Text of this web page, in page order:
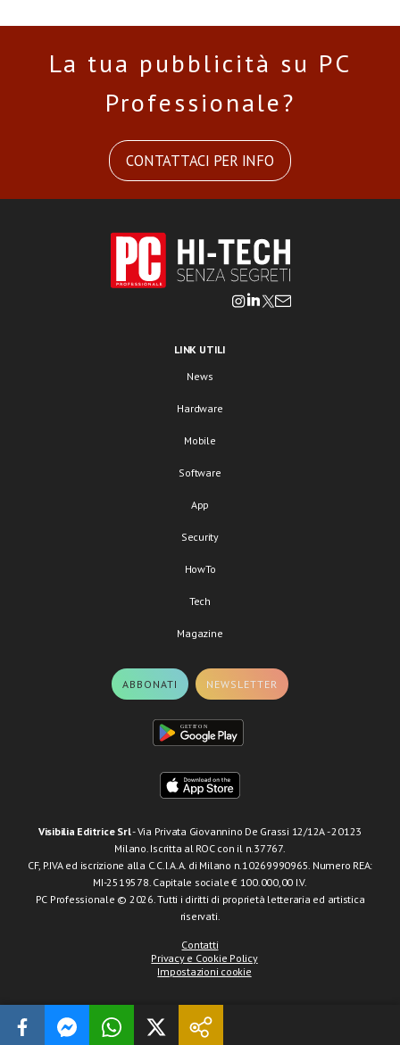
La tua pubblicità su PC
Professionale?
CONTATTACI PER INFO
LINK UTILI
News
Hardware
Mobile
Software
App
Security
HowTo
Tech
Magazine
ABBONATI NEWSLETTER
Visibilia Editrice Srl- Via Privata Giovannino De Grassi 12/12A - 20123
Milano. Iscritta al ROC con il n.37767.
CF, P.IVA ed iscrizione alla C.C.I.A.A. di Milano n.10269990965. Numero REA:
MI-2519578. Capitale sociale € 100.000,00 I.V.
PC Professionale © 2026. Tutti i diritti di proprietà letteraria ed artistica
riservati.
Contatti
Privacy e Cookie Policy
Impostazioni cookie